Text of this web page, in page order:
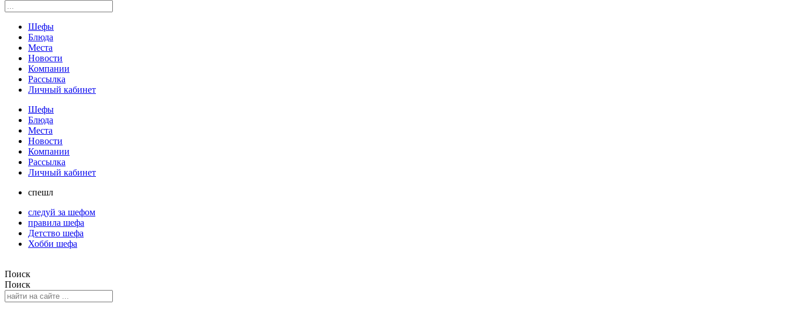
Шефы
Блюда
Места
Новости
Компании
Рассылка
Личный кабинет
Шефы
Блюда
Места
Новости
Компании
Рассылка
Личный кабинет
спешл
следуй за шефом
правила шефа
Детство шефа
Хобби шефа
Поиск
Поиск